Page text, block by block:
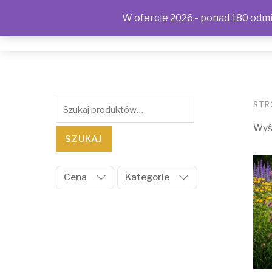
Szukaj:
SZUKAJ
Cena Kategorie
W ofercie 2026 - ponad 180